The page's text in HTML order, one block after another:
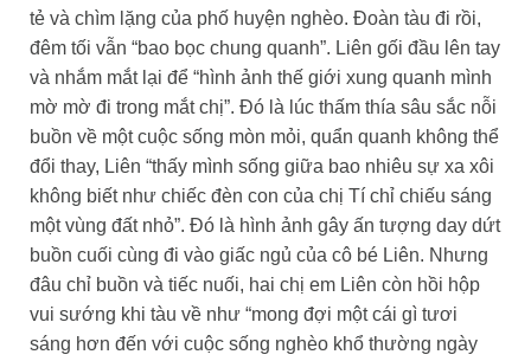
tẻ và chìm lặng của phố huyện nghèo. Đoàn tàu đi rồi,
đêm tối vẫn “bao bọc chung quanh”. Liên gối đầu lên tay
và nhắm mắt lại để “hình ảnh thế giới xung quanh mình
mờ mờ đi trong mắt chị”. Đó là lúc thấm thía sâu sắc nỗi
buồn về một cuộc sống mòn mỏi, quẩn quanh không thể
đổi thay, Liên “thấy mình sống giữa bao nhiêu sự xa xôi
không biết như chiếc đèn con của chị Tí chỉ chiếu sáng
một vùng đất nhỏ”. Đó là hình ảnh gây ấn tượng day dứt
buồn cuối cùng đi vào giấc ngủ của cô bé Liên. Nhưng
đâu chỉ buồn và tiếc nuối, hai chị em Liên còn hồi hộp
vui sướng khi tàu về như “mong đợi một cái gì tươi
sáng hơn đến với cuộc sống nghèo khổ thường ngày